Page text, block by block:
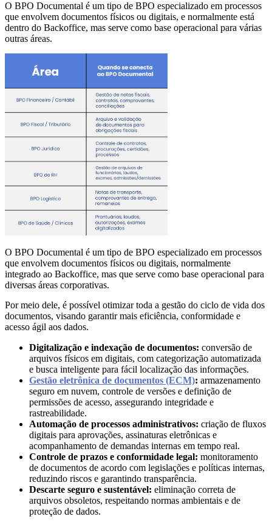
O BPO Documental é um tipo de BPO especializado em processos
que envolvem documentos físicos ou digitais, e normalmente está
dentro do Backoffice, mas serve como base operacional para várias
outras áreas.
O BPO Documental é um tipo de BPO especializado em processos
que envolvem documentos físicos ou digitais, normalmente
integrado ao Backoffice, mas que serve como base operacional para
diversas áreas corporativas.
Por meio dele, é possível otimizar toda a gestão do ciclo de vida dos
documentos, visando garantir mais eficiência, conformidade e
acesso ágil aos dados.
Digitalização e indexação de documentos: conversão de
arquivos físicos em digitais, com categorização automatizada
e busca inteligente para fácil localização das informações.
Gestão eletrônica de documentos (ECM): armazenamento
seguro em nuvem, controle de versões e definição de
permissões de acesso, assegurando integridade e
rastreabilidade.
Automação de processos administrativos: criação de fluxos
digitais para aprovações, assinaturas eletrônicas e
acompanhamento de demandas internas em tempo real.
Controle de prazos e conformidade legal: monitoramento
de documentos de acordo com legislações e políticas internas,
reduzindo riscos e garantindo transparência.
Descarte seguro e sustentável: eliminação correta de
arquivos obsoletos, respeitando normas ambientais e de
proteção de dados.